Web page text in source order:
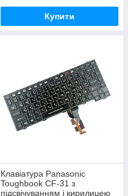
Купити
Клавіатура Panasonic
Toughbook CF-31 з
підсвічуванням і кирилицею